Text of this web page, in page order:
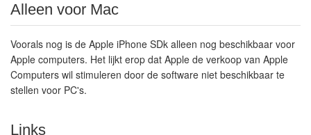
Alleen voor Mac
Voorals nog is de Apple iPhone SDk alleen nog beschikbaar voor
Apple computers. Het lijkt erop dat Apple de verkoop van Apple
Computers wil stimuleren door de software niet beschikbaar te
stellen voor PC's.
Links